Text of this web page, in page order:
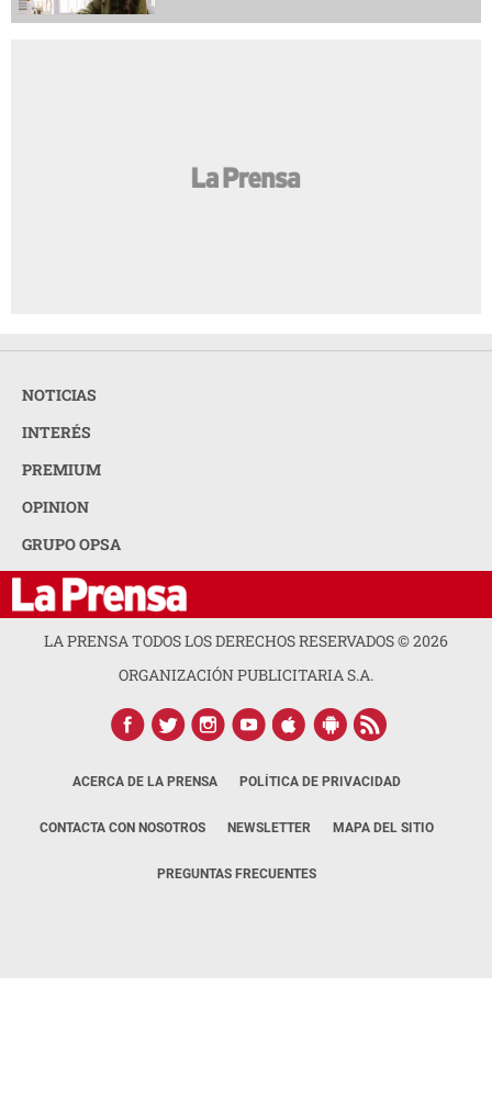
NOTICIAS
INTERÉS
PREMIUM
OPINION
GRUPO OPSA
LA PRENSA TODOS LOS DERECHOS RESERVADOS ©2026
ORGANIZACIÓN PUBLICITARIA S.A.
ACERCA DE LA PRENSA POLÍTICA DE PRIVACIDAD
CONTACTA CON NOSOTROS NEWSLETTER MAPA DEL SITIO
PREGUNTAS FRECUENTES